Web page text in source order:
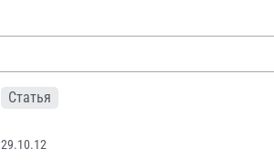
Статья
29.10.12